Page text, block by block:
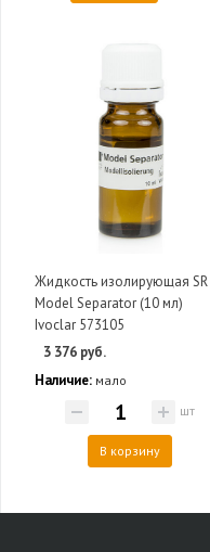
Жидкость изолирующая SR
Model Separator (10 мл)
Ivoclar 573105
3 376 руб.
Наличие: мало
шт
В корзину